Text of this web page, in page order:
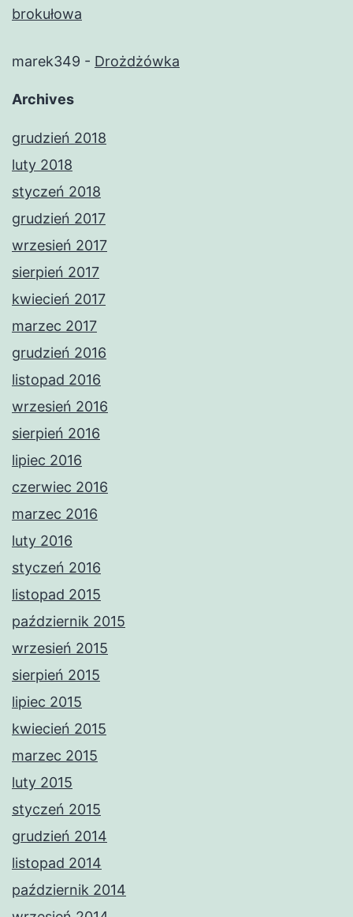
brokułowa
marek349 - Drożdżówka
Archives
grudzień 2018
luty 2018
styczeń 2018
grudzień 2017
wrzesień 2017
sierpień 2017
kwiecień 2017
marzec 2017
grudzień 2016
listopad 2016
wrzesień 2016
sierpień 2016
lipiec 2016
czerwiec 2016
marzec 2016
luty 2016
styczeń 2016
listopad 2015
październik 2015
wrzesień 2015
sierpień 2015
lipiec 2015
kwiecień 2015
marzec 2015
luty 2015
styczeń 2015
grudzień 2014
listopad 2014
październik 2014